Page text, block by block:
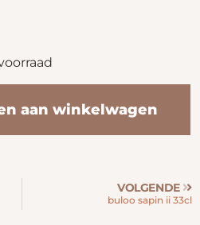
aan winkelwagen
VOLGENDE
buloo sapin ii 33cl